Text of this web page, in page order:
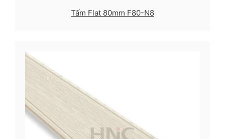
Tấm Flat 80mm F80-N8